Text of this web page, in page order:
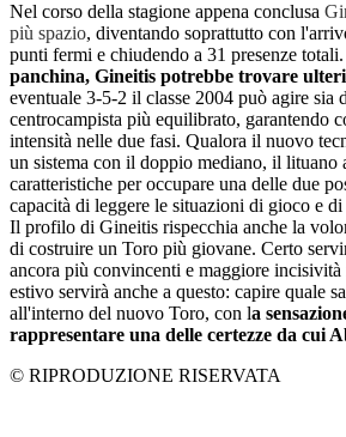
Nel corso della stagione appena conclusa
più spazio, diventando soprattutto con
punti fermi e chiudendo a 31 presenze totali.
panchina, Gineitis potrebbe trovare
eventuale 3-5-2 il classe 2004 può agire sia
centrocampista più equilibrato, garantendo
intensità nelle due fasi. Qualora il nuovo
un sistema con il doppio mediano, il lituano
caratteristiche per occupare una delle due
capacità di leggere le situazioni di gioco e
Il profilo di Gineitis rispecchia anche la
di costruire un Toro più giovane. Certo
ancora più convincenti e maggiore
estivo servirà anche a questo: capire quale
all'interno del nuovo Toro, con la
rappresentare una delle certezze da cui
© RIPRODUZIONE RISERVATA